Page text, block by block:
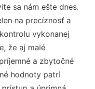
sa nám ešte dnes.
na precíznosť a
vykonanej
že aj malé
a zbytočné
hodnoty patrí